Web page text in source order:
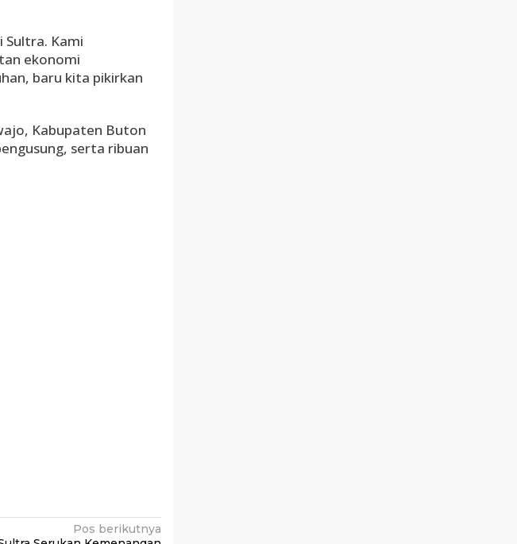
Sultra. Kami
ekonomi
baru kita pikirkan
Kabupaten Buton
serta ribuan
Pos berikutnya